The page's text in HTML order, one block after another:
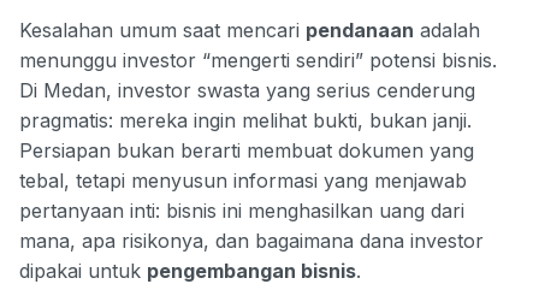
Kesalahan umum saat mencari pendanaan adalah
menunggu investor “mengerti sendiri” potensi bisnis.
Di Medan, investor swasta yang serius cenderung
pragmatis: mereka ingin melihat bukti, bukan janji.
Persiapan bukan berarti membuat dokumen yang
tebal, tetapi menyusun informasi yang menjawab
pertanyaan inti: bisnis ini menghasilkan uang dari
mana, apa risikonya, dan bagaimana dana investor
dipakai untuk pengembangan bisnis.